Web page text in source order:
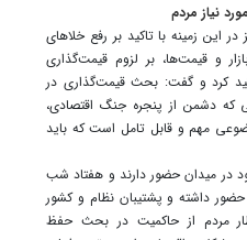
نیاز مردم
این زمینه با تاکید بر رفع خلاهای
و قیمت‌ها، بر لزوم قیمت‌گذاری
کرد و گفت: بحث قیمت‌گذاری در
دشمن از پنجره جنگ اقتصادی،
مهم و قابل تامل است که باید
در میدان حضور دارند و هفتاد شب
داشته و پشتیبان نظام و کشور
مردم از حاکمیت در بحث حفظ